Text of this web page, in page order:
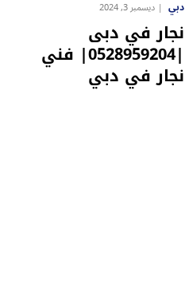
دبي ديسمبر 3, 2024
نجار في دبى
|0528959204| فني
نجار في دبي